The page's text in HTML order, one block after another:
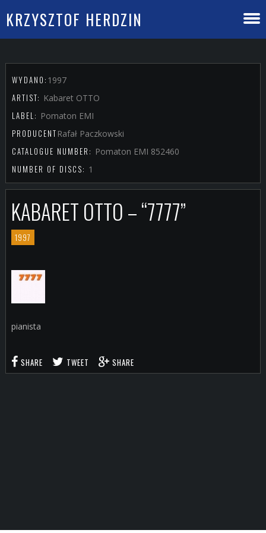
KRZYSZTOF HERDZIN
WYDANO: 1997
ARTIST: Kabaret OTTO
LABEL: Pomaton EMI
PRODUCENT Rafał Paczkowski
CATALOGUE NUMBER: Pomaton EMI 852460
NUMBER OF DISCS: 1
KABARET OTTO – “7777”
1997
pianista
SHARE TWEET SHARE